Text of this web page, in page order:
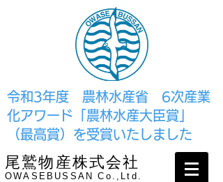
​令和3年度 農林水産省 6次産業
化アワード「農林水産大臣賞」
（最高賞）を受賞いたしました
尾鷲物産株式会社
OWASEBUSSAN Co.,Ltd.